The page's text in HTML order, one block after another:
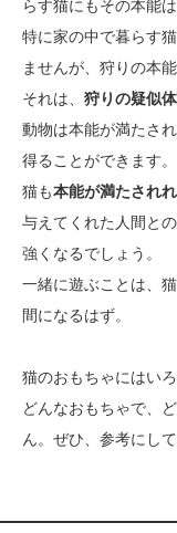
らす猫にもその本能
特に家の中で暮らす
ませんが、狩りの本
それは、 狩りの疑似
動物は本能が満たさ
得ることができます。
猫も本能が満たされ
与えてくれた人間との
強くなるでしょう。
一緒に遊ぶことは、
間になるはず。
猫のおもちゃにはい
どんなおもちゃで、
ん。ぜひ、参考にして